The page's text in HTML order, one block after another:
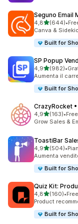
Seguno Email
4,8stelle su 5
(644)
644 recensioni
•
Canva &
Built for
SP Popup
4,9stelle su 5
(982)
982 recensioni
•
Aumenta il
Built for
CrazyRocket
4,9stelle su 5
(163)
163 recensioni
•
Grow Sales &
ToastiBar
4,9stelle su 5
(504)
504 recensioni
•
Aumenta
Built for
Quiz Kit:
4,8stelle su 5
(160)
160 recensioni
•
Product
Built for